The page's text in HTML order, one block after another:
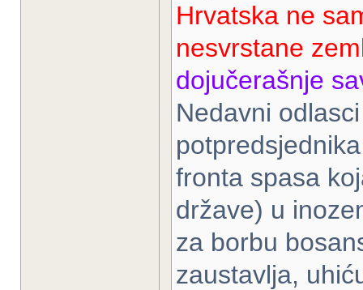
Hrvatska ne
nesvrstane
dojučerašnje
Nedavni
fronta spasa
države) u
za borbu
zaustavlja,